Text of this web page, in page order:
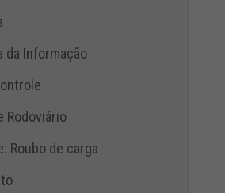
da Informação
Rodoviário
Roubo de carga